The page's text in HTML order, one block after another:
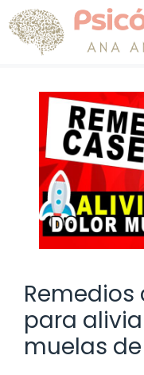
Saltar
al
contenido
para
muelas